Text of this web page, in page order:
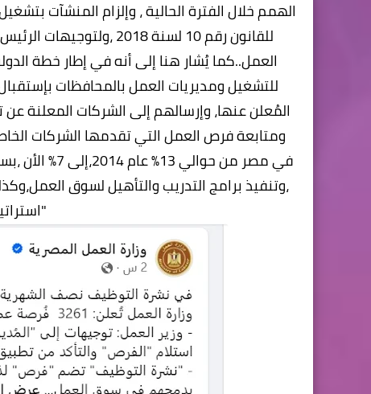
للقانون رقم 10 لسنة
العمل..كما يُشار هنا إلى أنه في إطار خطة
للتشغيل ومديريات العمل بالمحافظات
المُعلن عنها، وإرسالهم إلى الشركات المعلنة
ومتابعة فرص العمل التي تقدمها الشركات
في مصر من
،وتنفيذ برامج التدريب والتأهيل لسوق